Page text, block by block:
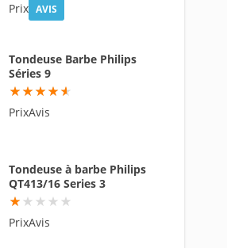
Prix AVIS
Tondeuse Barbe Philips
Séries 9
91.6
PrixAvis
Tondeuse à barbe Philips
QT413/16 Series 3
9
PrixAvis